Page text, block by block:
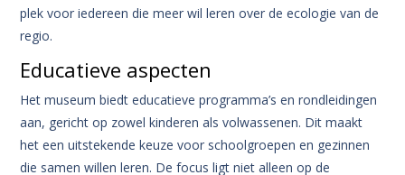
plek voor iedereen die meer wil leren over de ecologie van de
regio.
Educatieve aspecten
Het museum biedt educatieve programma’s en rondleidingen
aan, gericht op zowel kinderen als volwassenen. Dit maakt
het een uitstekende keuze voor schoolgroepen en gezinnen
die samen willen leren. De focus ligt niet alleen op de